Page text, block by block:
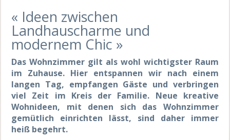
« Ideen zwischen
Landhauscharme und
modernem Chic »
Das Wohnzimmer gilt als wohl wichtigster Raum
im Zuhause. Hier entspannen wir nach einem
langen Tag, empfangen Gäste und verbringen
viel Zeit im Kreis der Familie. Neue kreative
Wohnideen, mit denen sich das Wohnzimmer
gemütlich einrichten lässt, sind daher immer
heiß begehrt.